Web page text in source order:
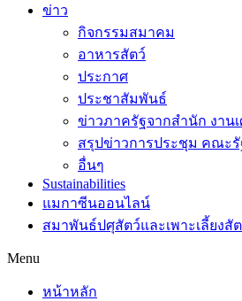
ข่าว
กิจกรรมสมาคม
อาหารสัตว์
ประกาศ
ประชาสัมพันธ์
ข่าวภาครัฐจากสำนัก งาน
สรุปข่าวการประชุม คณะ
อื่นๆ
Sustainabilities
แมกาซีนออนไลน์
สมาพันธ์ปศุสัตว์และเพาะเลี้ยงสั
Menu
หน้าหลัก